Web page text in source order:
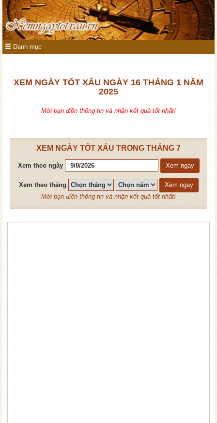
Danh mục
XEM NGÀY TỐT XẤU NGÀY 16 THÁNG 1 NĂM
2025
Mời bạn điền thông tin và nhận kết quả tốt nhất!
XEM NGÀY TỐT XẤU TRONG THÁNG 7
Xem theo ngày Xem ngay
Xem theo tháng
Xem ngay
Mời bạn điền thông tin và nhận kết quả tốt nhất!